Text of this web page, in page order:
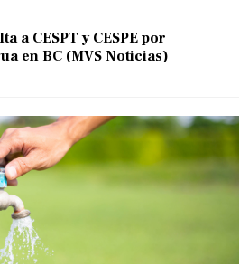
a CESPT y CESPE por
en BC (MVS Noticias)